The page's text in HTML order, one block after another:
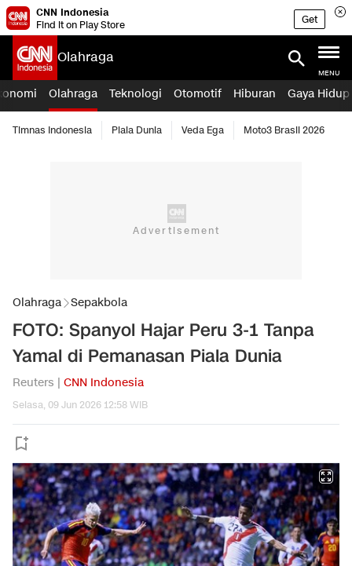
CNN Indonesia
Find it on Play Store
Get
Olahraga
MENU
Olahraga Teknologi Otomotif Hiburan Gaya Hidup
Timnas Indonesia Piala Dunia Veda Ega Moto3 Brasil 2026
Olahraga Sepakbola
FOTO: Spanyol Hajar Peru 3-1 Tanpa
Yamal di Pemanasan Piala Dunia
Reuters | CNN Indonesia
Selasa, 09 Jun 2026 12:58 WIB